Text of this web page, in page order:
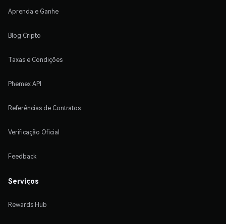
Aprenda e Ganhe
Blog Cripto
Taxas e Condições
Phemex API
Referências de Contratos
Verificação Oficial
Feedback
Serviços
Rewards Hub